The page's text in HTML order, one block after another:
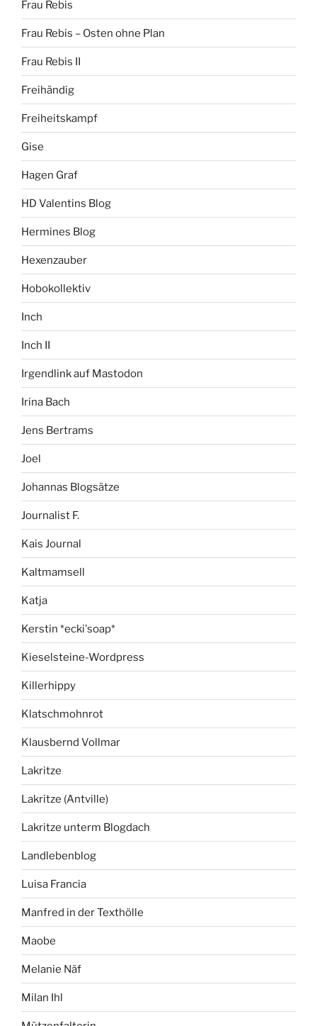
Frau Rebis
Frau Rebis – Osten ohne Plan
Frau Rebis II
Freihändig
Freiheitskampf
Gise
Hagen Graf
HD Valentins Blog
Hermines Blog
Hexenzauber
Hobokollektiv
Inch
Inch II
Irgendlink auf Mastodon
Irina Bach
Jens Bertrams
Joel
Johannas Blogsätze
Journalist F.
Kais Journal
Kaltmamsell
Katja
Kerstin *ecki'soap*
Kieselsteine-Wordpress
Killerhippy
Klatschmohnrot
Klausbernd Vollmar
Lakritze
Lakritze (Antville)
Lakritze unterm Blogdach
Landlebenblog
Luisa Francia
Manfred in der Texthölle
Maobe
Melanie Näf
Milan Ihl